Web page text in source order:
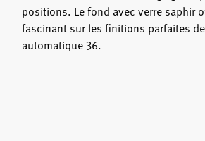
positions. Le fond avec verre saphir
fascinant sur les finitions parfaites
automatique 36.